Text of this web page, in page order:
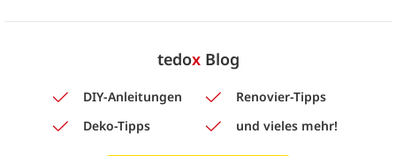
tedoxBlog
DIY-Anleitungen
Renovier-Tipps
Deko-Tipps
und vieles mehr!